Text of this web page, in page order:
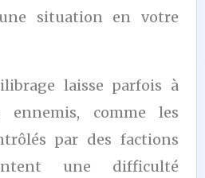
situation en votre
laisse parfois à
ennemis, comme les
par des factions
une difficulté